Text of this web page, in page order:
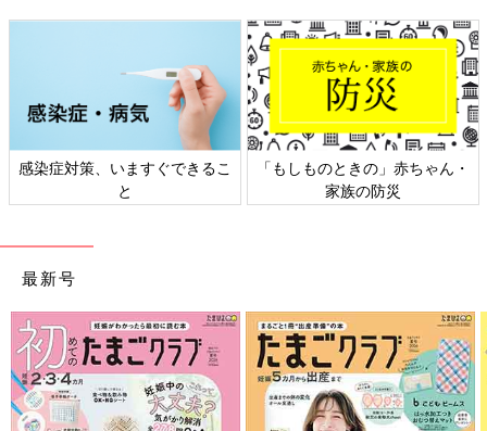
るので、ぜひチェックしてみてくださいね。
しそうですよね。おにぎりやコンビニ弁当を買う時にもサラダを
一品足すと、栄養バランスの取れた食事ができそうですよね。
（文：かな江）
※記事内容でご紹介している投稿、リンク先は、削除される場合
があります。あらかじめご了承ください。
※記事の内容は記載当時の情報であり、現在と異なる場合があり
感染症対策、いますぐできるこ
と
「もしものときの」赤ちゃん・
家族の防災
最新号